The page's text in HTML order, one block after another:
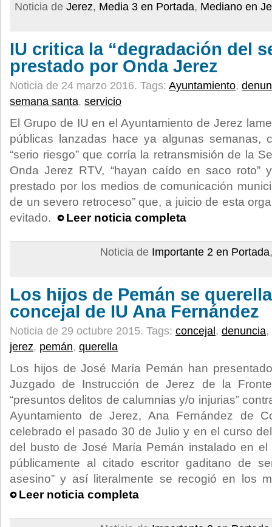
Noticia de Jerez, Media 3 en Portada, Mediano en
IU critica la “degradación del
prestado por Onda Jerez
Noticia de 24 marzo 2016. Tags: Ayuntamiento,
semana santa, servicio
El Grupo de IU en el Ayuntamiento de Jerez
públicas lanzadas hace ya algunas semanas,
“serio riesgo” que corría la retransmisión de la
Onda Jerez RTV, “hayan caído en saco roto”
prestado por los medios de comunicación
de un severo retroceso” que, a juicio de esta
evitado.
Leer noticia completa
Noticia de Importante 2 en Portada
Los hijos de Pemán se
concejal de IU Ana Fernández
Noticia de 29 octubre 2015. Tags: concejal , denuncia,
jerez, pemán, querella
Los hijos de José María Pemán han
Juzgado de Instrucción de Jerez de la
“presuntos delitos de calumnias y/o injurias”
Ayuntamiento de Jerez, Ana Fernández de
celebrado el pasado 30 de Julio y en el curso
del busto de José María Pemán instalado en el
públicamente al citado escritor gaditano de
asesino” y así literalmente se recogió en los
Leer noticia completa